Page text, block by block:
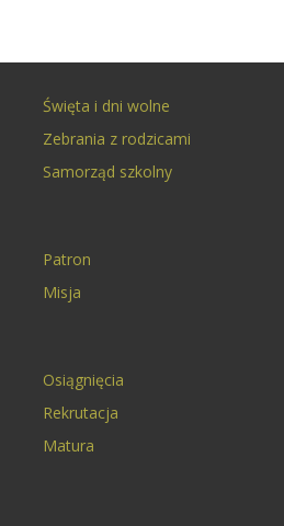
Święta i dni wolne
Zebrania z rodzicami
Samorząd szkolny
Patron
Misja
Osiągnięcia
Rekrutacja
Matura